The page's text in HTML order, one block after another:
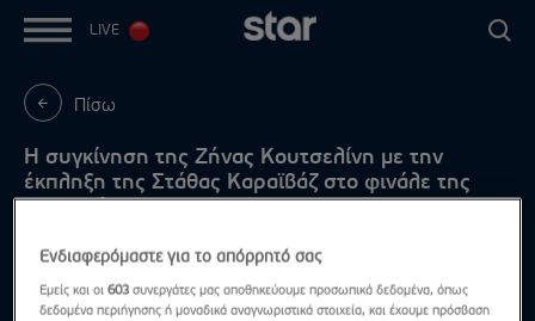
LIVE
Πίσω
Η συγκίνηση της Ζήνας Κουτσελίνη με την
έκπληξη της Στάθας Καραϊβάζ στο φινάλε της
εκπομπής
Ενδιαφερόμαστε για το απόρρητό σας
Εμείς και οι603 συνεργάτες μας αποθηκεύουμε προσωπικά δεδομένα, όπως
δεδομένα περιήγησης ή μοναδικά αναγνωριστικά στοιχεία, και έχουμε πρόσβαση